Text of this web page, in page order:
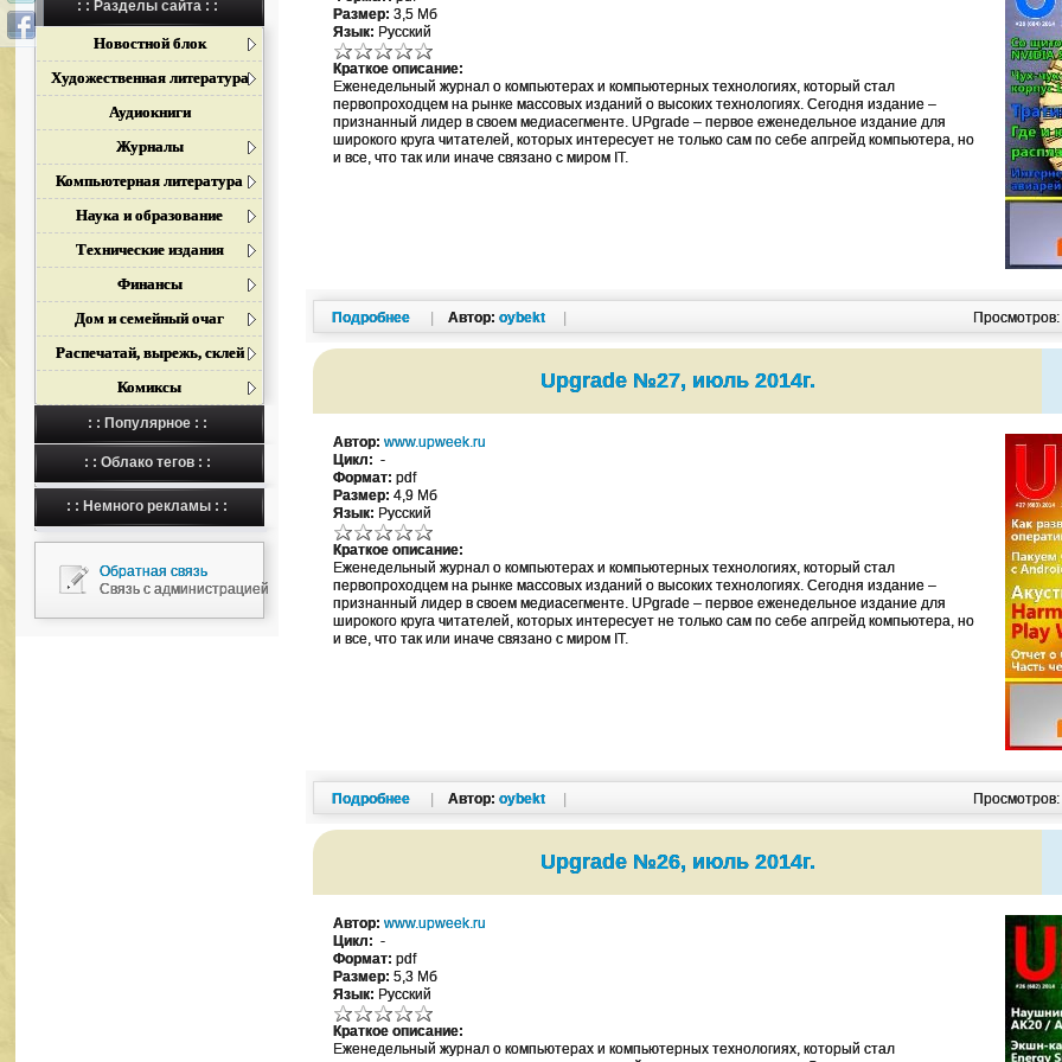
: : Разделы сайта : :
Новостной блок
Художественная литература
Аудиокниги
Журналы
Компьютерная литература
Наука и образование
Технические издания
Финансы
Дом и семейный очаг
Распечатай, вырежь, склей
Комиксы
: : Популярное : :
: : Облако тегов : :
: : Немного рекламы : :
Обратная связь
Связь с администрацией
Размер: 3,5 Мб
Язык: Русский
Краткое описание:
Еженедельный журнал о компьютерах и компьютерных технологиях, который стал
первопроходцем на рынке массовых изданий о высоких технологиях. Cегодня издание –
признанный лидер в своем медиасегменте. UPgrade – первое еженедельное издание для
широкого круга читателей, которых интересует не только сам по себе апгрейд компьютера, но
и все, что так или иначе связано с миром IT.
Подробнее Автор:oybekt Просмотров:
Upgrade №27, июль 2014г.
Автор: www.upweek.ru
Цикл: -
Формат: pdf
Размер: 4,9 Мб
Язык: Русский
Краткое описание:
Еженедельный журнал о компьютерах и компьютерных технологиях, который стал
первопроходцем на рынке массовых изданий о высоких технологиях. Cегодня издание –
признанный лидер в своем медиасегменте. UPgrade – первое еженедельное издание для
широкого круга читателей, которых интересует не только сам по себе апгрейд компьютера, но
и все, что так или иначе связано с миром IT.
Подробнее Автор:oybekt Просмотров:
Upgrade №26, июль 2014г.
Автор: www.upweek.ru
Цикл: -
Формат: pdf
Размер: 5,3 Мб
Язык: Русский
Краткое описание:
Еженедельный журнал о компьютерах и компьютерных технологиях, который стал